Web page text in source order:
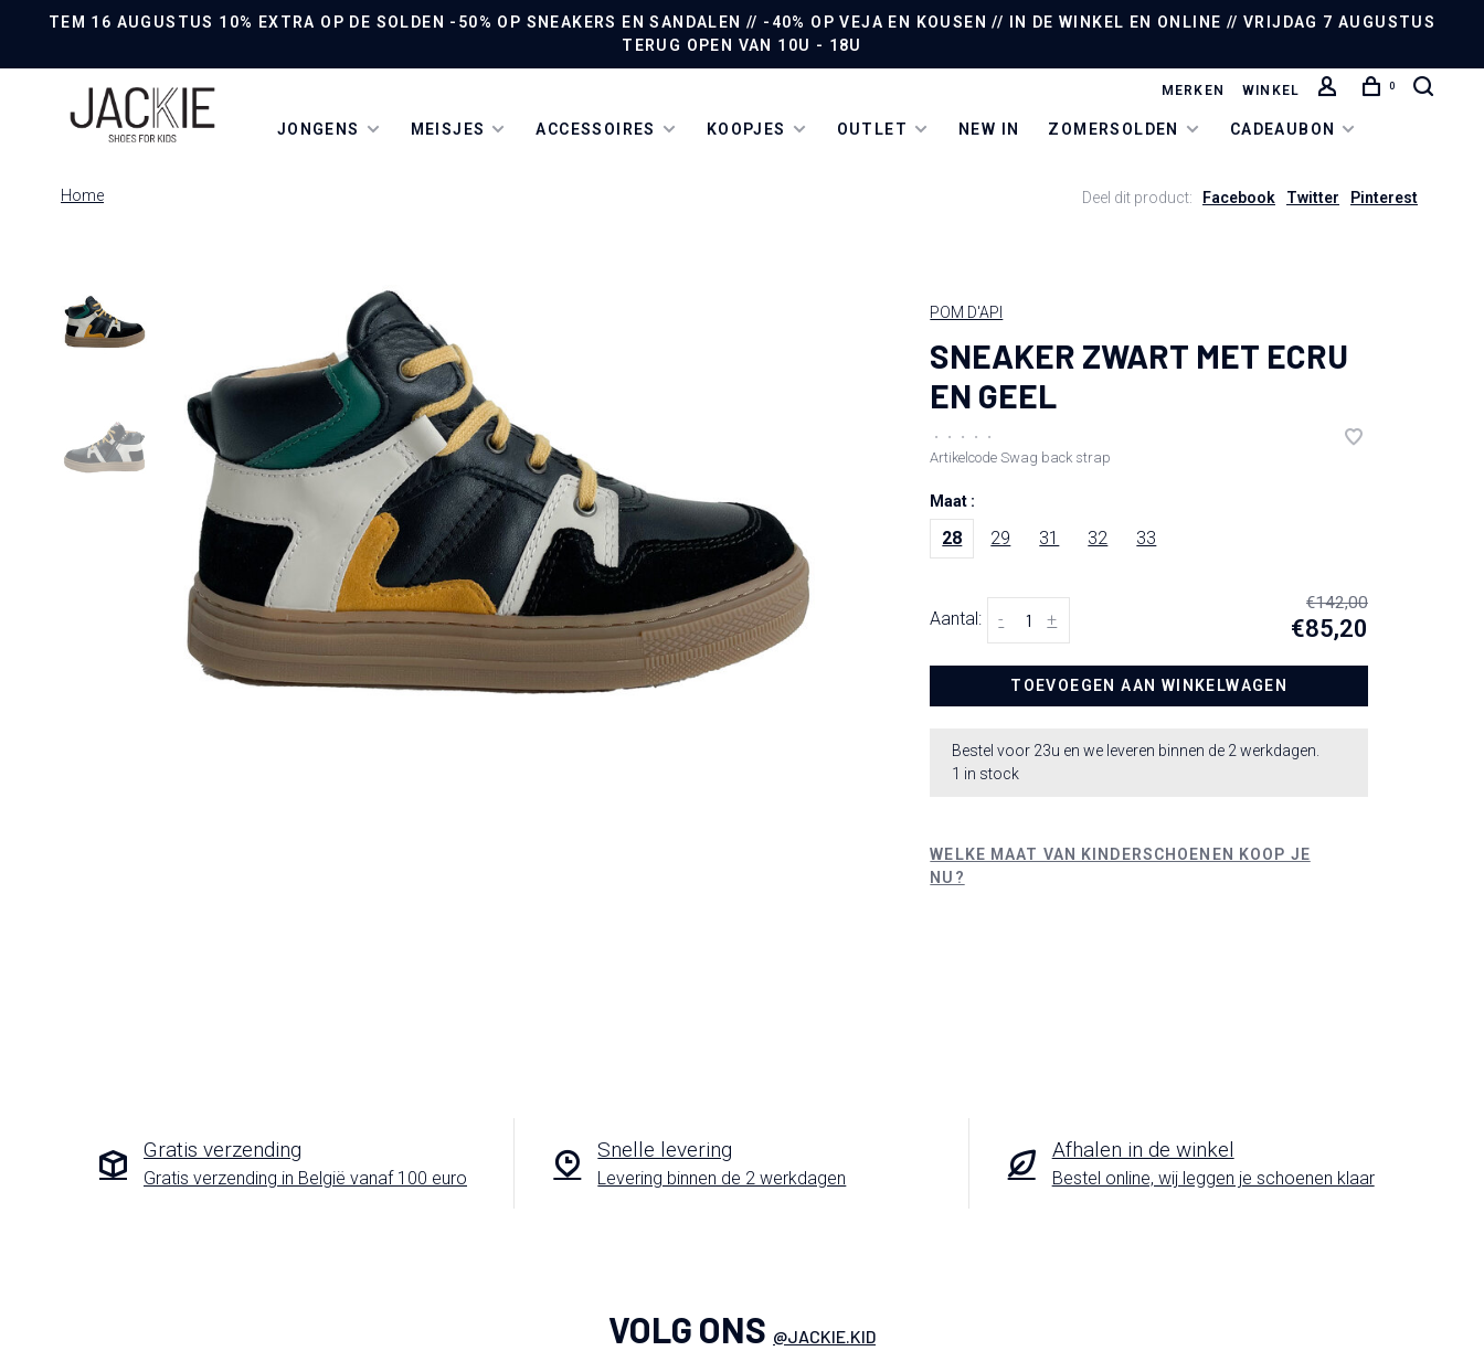
TEM 16 AUGUSTUS 10% EXTRA OP DE SOLDEN -50% OP SNEAKERS EN SANDALEN // -40% OP VEJA EN KOUSEN // IN DE WINKEL EN ONLINE // VRIJDAG 7 AUGUSTUS
TERUG OPEN VAN 10U - 18U
JONGENS MEISJES ACCESSOIRES KOOPJES OUTLET NEW IN ZOMERSOLDEN CADEAUBON
MERKEN WINKEL 0
Home Deel dit product: Facebook Twitter Pinterest
POM D'API
SNEAKER ZWART MET ECRU
EN GEEL
• • • •
•
Artikelcode Swag back strap
Maat :
28 29 31 32 33
Aantal: +
-
€142,00
€85,20
TOEVOEGEN AAN WINKELWAGEN
Bestel voor 23u en we leveren binnen de 2 werkdagen.
1 in stock
WELKE MAAT VAN KINDERSCHOENEN KOOP JE
NU?
Gratis verzending
Gratis verzending in België vanaf 100 euro
Snelle levering
Levering binnen de 2 werkdagen
Afhalen in de winkel
Bestel online, wij leggen je schoenen klaar
VOLG ONS @JACKIE.KID